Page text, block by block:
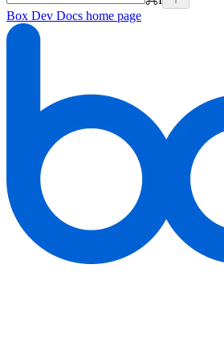
Box Dev Docs home page